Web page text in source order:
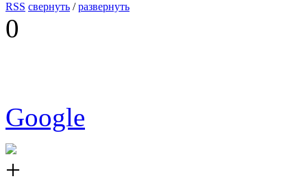
RSS свернуть /развернуть
0
Google